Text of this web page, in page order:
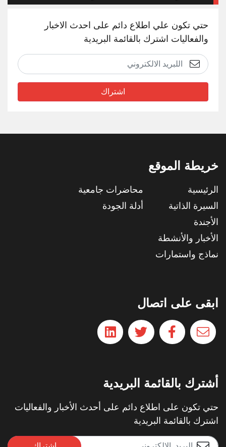
حتي تكون علي اطلاع دائم على احدث الاخبار
والفعاليات اشترك بالقائمة البريدية
اشتراك
خريطة الموقع
الرئيسية
السيرة الذاتية
الأجندة
الأخبار والأنشطة
نماذج واستمارات
محاضرات جامعية
أدلة الجودة
ابقى على اتصال
أشترك بالقائمة البريدية
حتي تكون على اطلاع دائم على أحدث الأخبار والفعاليات
اشترك بالقائمة البريدية